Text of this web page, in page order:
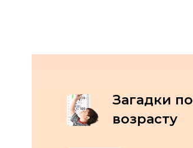
Загадки по
возрасту